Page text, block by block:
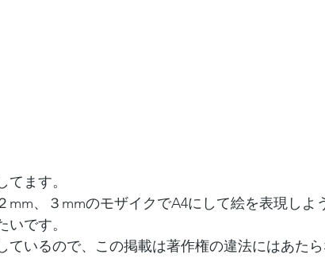
ます。
mm、３mmのモザイクでA4にして絵を表現しよ
です。
ているので、この掲載は著作権の違法にはあた